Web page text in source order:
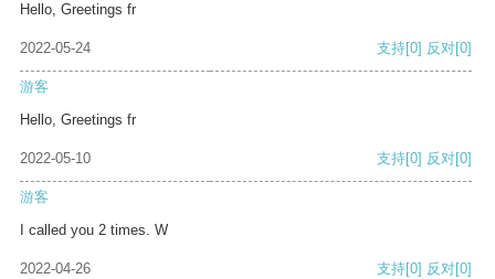
Hello, Greetings fr
2022-05-24 支持[0] 反对[0]
游客
Hello, Greetings fr
2022-05-10 支持[0] 反对[0]
游客
I called you 2 times. W
2022-04-26 支持[0] 反对[0]